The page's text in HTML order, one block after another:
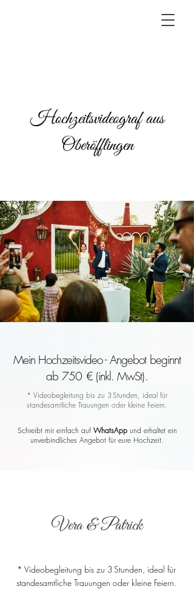
Hochzeitsvideograf aus
Oberöfflingen
Mein Hochzeitsvideo - Angebot beginnt
ab 750 € (inkl. MwSt).
* Videobegleitung bis zu 3 Stunden, ideal für
standesamtliche Trauungen oder kleine Feiern.
Schreibt mir einfach auf WhatsAppund erhaltet ein
unverbindliches Angebot für eure Hochzeit.
Vera & Patrick
* Videobegleitung bis zu 3 Stunden, ideal für
standesamtliche Trauungen oder kleine Feiern.